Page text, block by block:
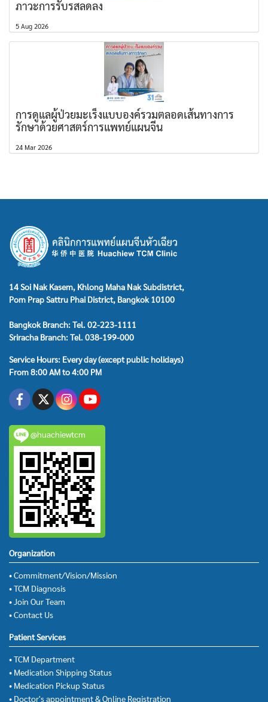
ภาวะการรับรสลดลง
5 Aug 2026
การดูแลผู้ป่วยมะเร็งแบบองค์รวมตลอดเส้นทางการ
รักษาด้วยศาสตร์การแพทย์แผนจีน
24 Mar 2026
14 Soi Nak Kasem, Khlong Maha Nak Subdistrict,
Pom Prap Sattru Phai District, Bangkok 10100
Bangkok Branch: Tel. 02-223-1111
Sriracha Branch: Tel. 038-199-000
Service Hours: Every day (except public holidays)
From 8:00 AM to 4:00 PM
@huachiewtcm
Organization
• Commitment/Vision/Mission
• TCM Diagnosis
• Join Our Team
• Contact Us
Patient Services
• TCM Department
• Medication Shipping Status
• Medication Pickup Status
• Doctor's appointment & Online Registration